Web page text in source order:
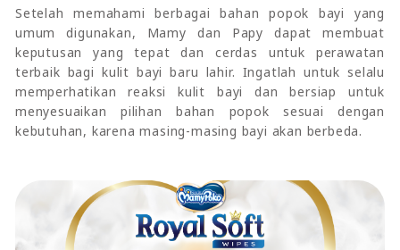
Setelah memahami berbagai bahan popok bayi yang
umum digunakan, Mamy dan Papy dapat membuat
keputusan yang tepat dan cerdas untuk perawatan
terbaik bagi kulit bayi baru lahir. Ingatlah untuk selalu
memperhatikan reaksi kulit bayi dan bersiap untuk
menyesuaikan pilihan bahan popok sesuai dengan
kebutuhan, karena masing-masing bayi akan berbeda.